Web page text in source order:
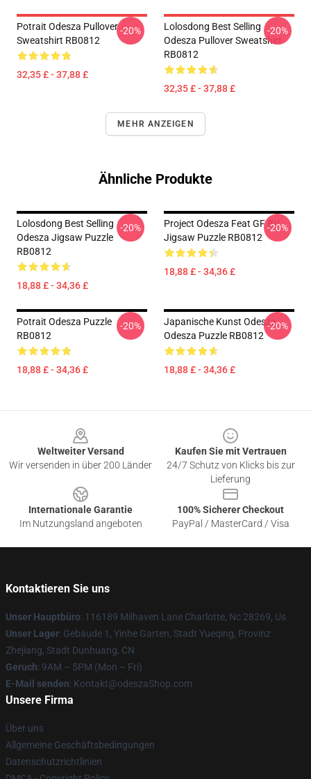
Potrait Odesza Pullover
Sweatshirt RB0812
32,35 £ - 37,88 £
-20%
Lolosdong Best Selling
Odesza Pullover Sweatshirt
RB0812
32,35 £ - 37,88 £
-20%
MEHR ANZEIGEN
Ähnliche Produkte
Lolosdong Best Selling
Odesza Jigsaw Puzzle
RB0812
18,88 £ - 34,36 £
-20%
Project Odesza Feat GF BV
Jigsaw Puzzle RB0812
18,88 £ - 34,36 £
-20%
Potrait Odesza Puzzle
RB0812
18,88 £ - 34,36 £
-20%
Japanische Kunst Odesza
Odesza Puzzle RB0812
18,88 £ - 34,36 £
-20%
Weltweiter Versand
Wir versenden in über 200 Länder
Kaufen Sie mit Vertrauen
24/7 Schutz von Klicks bis zur
Lieferung
Internationale Garantie
Im Nutzungsland angeboten
100% Sicherer Checkout
PayPal / MasterCard / Visa
Kontaktieren Sie uns
Unser Hauptbüro: 116189 Milhaven Lane Charlotte, Nc 28269, Us
Unser Lager: Gebäude 1, Yinhe Garten, Stadt Yueqing, Provinz
Zhejiang, Stadt Dunhuang, CN
Geruch: 9AM – 5PM (Mon – Fri)
E-Mail senden: Kontakt@odeszaShop.com
Unsere Firma
Über uns
Allgemeine Geschäftsbedingungen
Datenschutzrichtlinien